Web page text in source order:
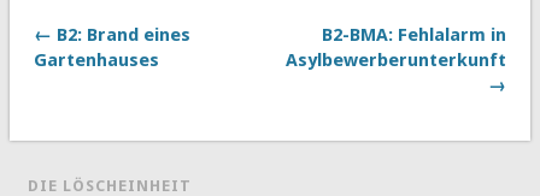
← B2: Brand eines
Gartenhauses
B2-BMA: Fehlalarm in
Asylbewerberunterkunft
→
DIE LÖSCHEINHEIT